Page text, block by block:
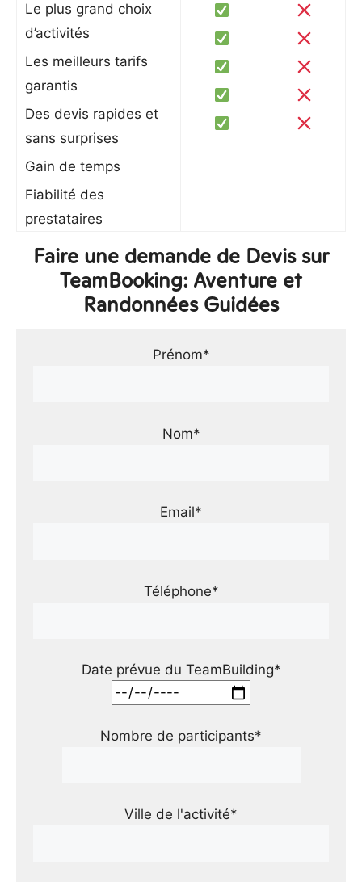
Le plus grand choix
d’activités
Les meilleurs tarifs
garantis
Des devis rapides et
sans surprises
Gain de temps
Fiabilité des
prestataires
Faire une demande de Devis sur
TeamBooking: Aventure et
Randonnées Guidées
Prénom*
Nom*
Email*
Téléphone*
Date prévue du TeamBuilding*
Nombre de participants*
Ville de l'activité*